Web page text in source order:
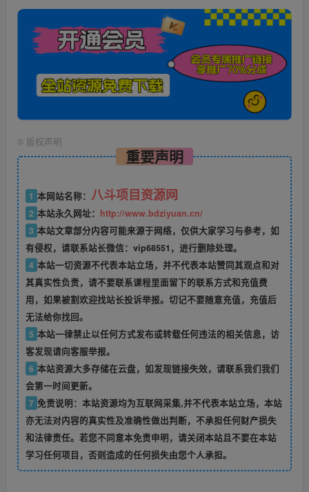
© 版权声明
重要声明
1 本网站名称： 八斗项目资源网
2 本站永久网址： http://www.bdziyuan.cn/
3 本站文章部分内容可能来源于网络，仅供大家学习与参考，如
有侵权，请联系站长微信：vip68551，进行删除处理。
4 本站一切资源不代表本站立场，并不代表本站赞同其观点和对
其真实性负责，请不要联系课程里面留下的联系方式和充值费
用，如果被割欢迎找站长投诉举报。切记不要随意充值，充值后
无法给你找回。
5 本站一律禁止以任何方式发布或转载任何违法的相关信息，访
客发现请向客服举报。
6 本站资源大多存储在云盘，如发现链接失效，请联系我们我们
会第一时间更新。
7 免责说明：本站资源均为互联网采集,并不代表本站立场，本站
亦无法对内容的真实性及准确性做出判断，不承担任何财产损失
和法律责任。若您不同意本免责申明，请关闭本站且不要在本站
学习任何项目，否则造成的任何损失由您个人承担。